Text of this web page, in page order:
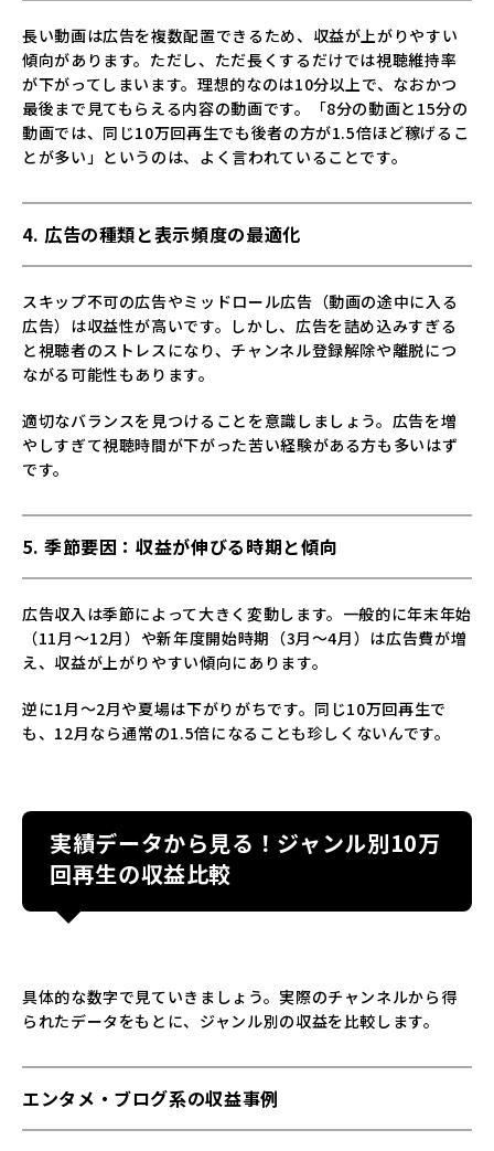
長い動画は広告を複数配置できるため、収益が上がりやすい
傾向があります。ただし、ただ長くするだけでは視聴維持率
が下がってしまいます。理想的なのは10分以上で、なおかつ
最後まで見てもらえる内容の動画です。「8分の動画と15分の
動画では、同じ10万回再生でも後者の方が1.5倍ほど稼げるこ
とが多い」というのは、よく言われていることです。
4. 広告の種類と表示頻度の最適化
スキップ不可の広告やミッドロール広告（動画の途中に入る
広告）は収益性が高いです。しかし、広告を詰め込みすぎる
と視聴者のストレスになり、チャンネル登録解除や離脱につ
ながる可能性もあります。
適切なバランスを見つけることを意識しましょう。広告を増
やしすぎて視聴時間が下がった苦い経験がある方も多いはず
です。
5. 季節要因：収益が伸びる時期と傾向
広告収入は季節によって大きく変動します。一般的に年末年始
（11月～12月）や新年度開始時期（3月～4月）は広告費が増
え、収益が上がりやすい傾向にあります。
逆に1月～2月や夏場は下がりがちです。同じ10万回再生で
も、12月なら通常の1.5倍になることも珍しくないんです。
実績データから見る！ジャンル別10万
回再生の収益比較
具体的な数字で見ていきましょう。実際のチャンネルから得
られたデータをもとに、ジャンル別の収益を比較します。
エンタメ・ブログ系の収益事例